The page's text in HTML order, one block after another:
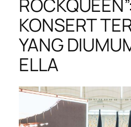
ROCKQUEEN”:
KONSERT
YANG
ELLA